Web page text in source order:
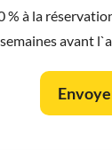
% à la
avant